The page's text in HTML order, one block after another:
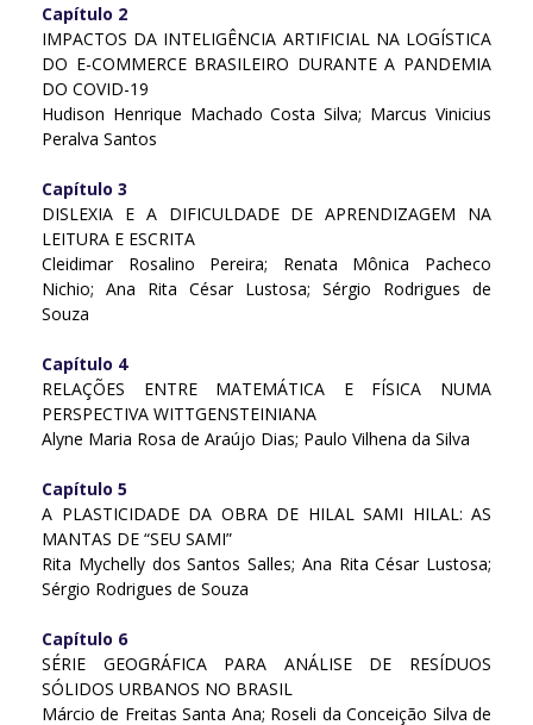
Capítulo 2
IMPACTOS DA INTELIGÊNCIA ARTIFICIAL NA LOGÍSTICA
DO E-COMMERCE BRASILEIRO DURANTE A PANDEMIA
DO COVID-19
Hudison Henrique Machado Costa Silva; Marcus Vinicius
Peralva Santos
Capítulo 3
DISLEXIA E A DIFICULDADE DE APRENDIZAGEM NA
LEITURA E ESCRITA
Cleidimar Rosalino Pereira; Renata Mônica Pacheco
Nichio; Ana Rita César Lustosa; Sérgio Rodrigues de
Souza
Capítulo 4
RELAÇÕES ENTRE MATEMÁTICA E FÍSICA NUMA
PERSPECTIVA WITTGENSTEINIANA
Alyne Maria Rosa de Araújo Dias; Paulo Vilhena da Silva
Capítulo 5
A PLASTICIDADE DA OBRA DE HILAL SAMI HILAL: AS
MANTAS DE “SEU SAMI”
Rita Mychelly dos Santos Salles; Ana Rita César Lustosa;
Sérgio Rodrigues de Souza
Capítulo 6
SÉRIE GEOGRÁFICA PARA ANÁLISE DE RESÍDUOS
SÓLIDOS URBANOS NO BRASIL
Márcio de Freitas Santa Ana; Roseli da Conceição Silva de